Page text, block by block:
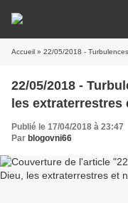
Accueil » 22/05/2018 -
22/05/2018 -
les extraterrestres
Publié le 17/04/2018 à 23:47
Par blogovni66